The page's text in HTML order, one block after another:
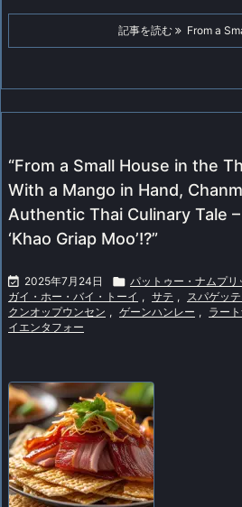
記事を読む From a
“From a Small House in the
With a Mango in Hand,
Authentic Thai Culinary Tale
‘Khao Griap Moo’!?”
 2025年7月24日  パットゥー・ナムプリ
ガイ・ホー・バイ・トーイ , サテ , スパゲッ
クンオップウンセン , ゲーンハンレー , ラー
イエンタフォー